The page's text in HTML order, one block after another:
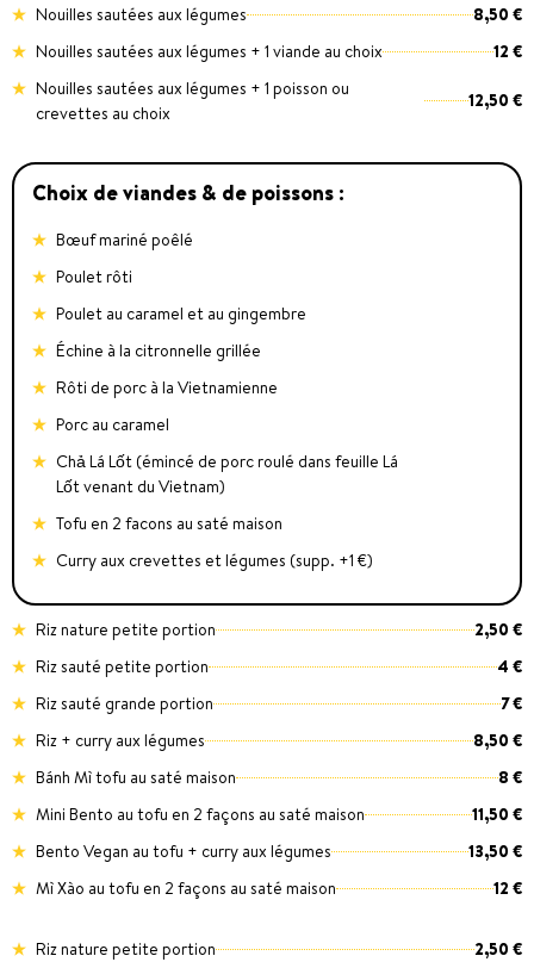
Nouilles sautées aux légumes
8,50 €
Nouilles sautées aux légumes + 1 viande au choix
12 €
Nouilles sautées aux légumes + 1 poisson ou
crevettes au choix
12,50 €
Choix de viandes & de poissons :
Bœuf mariné poêlé
Poulet rôti
Poulet au caramel et au gingembre
Échine à la citronnelle grillée
Rôti de porc à la Vietnamienne
Porc au caramel
Chả Lá Lốt (émincé de porc roulé dans feuille Lá
Lốt venant du Vietnam)
Tofu en 2 facons au saté maison
Curry aux crevettes et légumes (supp. +1 €)
Riz nature petite portion
2,50 €
Riz sauté petite portion
4 €
Riz sauté grande portion
7 €
Riz + curry aux légumes
8,50 €
Bánh Mì tofu au saté maison
8 €
Mini Bento au tofu en 2 façons au saté maison
11,50 €
Bento Vegan au tofu + curry aux légumes
13,50 €
Mì Xào au tofu en 2 façons au saté maison
12 €
Riz nature petite portion
2,50 €